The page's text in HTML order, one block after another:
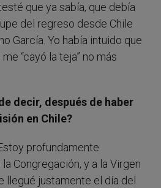
que ya sabía, que debía
del regreso desde Chile
García. Yo había intuido que
“cayó la teja” no más
decir, después de haber
en Chile?
profundamente
Congregación, y a la Virgen
llegué justamente el día del